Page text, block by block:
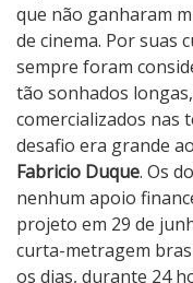
R
e
p
e
s
c
a
g
e
m
que não ganharam
de cinema. Por suas
sempre foram
tão sonhados
comercializados nas
desafio era grande
Fabricio Duque. Os
nenhum apoio
projeto em 29 de
curta-metragem
os dias, durante 24